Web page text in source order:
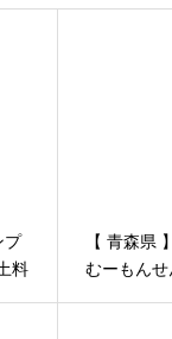
プ
料
【 青森県
むーもん